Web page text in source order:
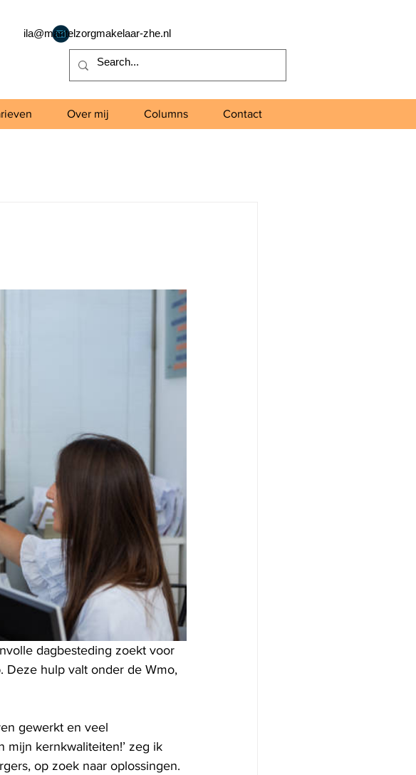
ila@mantelzorgmakelaar-zhe.nl
Over mij Columns Contact
dagbesteding zoekt voor
Deze hulp valt onder de Wmo,
gewerkt en veel
mijn kernkwaliteiten!’ zeg ik
op zoek naar oplossingen.